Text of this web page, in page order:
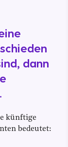
dann
künftige
bedeutet: